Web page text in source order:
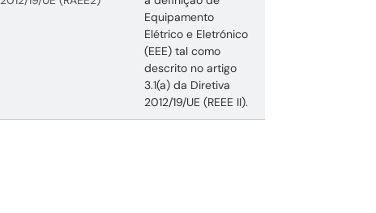
Equipamento
Elétrico e Eletrónico
(EEE) tal como
descrito no artigo
3.1(a) da Diretiva
2012/19/UE (REEE II).